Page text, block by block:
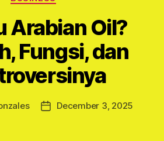
Arabian Oil?
Fungsi, dan
PostDecember 3, 2025